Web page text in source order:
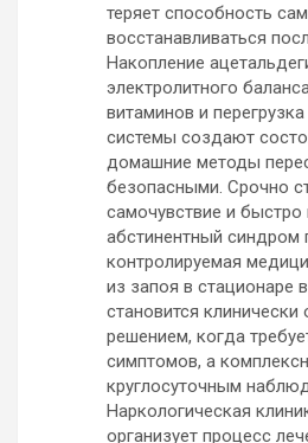
теряет способность
восстанавливаться
Накопление
электролитного
витаминов и
системы создают
домашние методы
безопасными. Срочно
самочувствие и быстро
абстинентный синдром
контролируемая
из запоя в стационаре
становится
решением, когда
симптомов, а
круглосуточным
Наркологическая
организует процесс